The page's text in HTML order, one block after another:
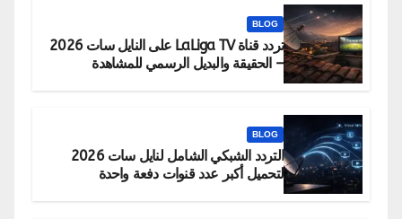
BLOG
تردد قناة LaLiga TV على النايل سات 2026
– الحقيقة والبديل الرسمي للمشاهدة
BLOG
التردد الشبكي الشامل لنايل سات 2026
لتحميل أكبر عدد قنوات دفعة واحدة